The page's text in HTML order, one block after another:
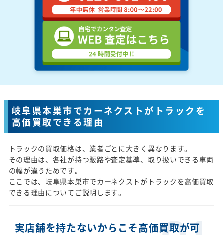
岐阜県本巣市でカーネクストがトラックを
高価買取できる理由
トラックの買取価格は、業者ごとに大きく異なります。
その理由は、各社が持つ販路や査定基準、取り扱いできる車両
の幅が違うためです。
ここでは、岐阜県本巣市でカーネクストがトラックを高価買取
できる理由についてご説明します。
実店舗を持たないからこそ高価買取が可